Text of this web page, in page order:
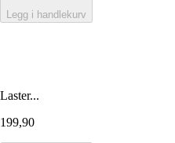
Legg i handlekurv
Laster...
199,90